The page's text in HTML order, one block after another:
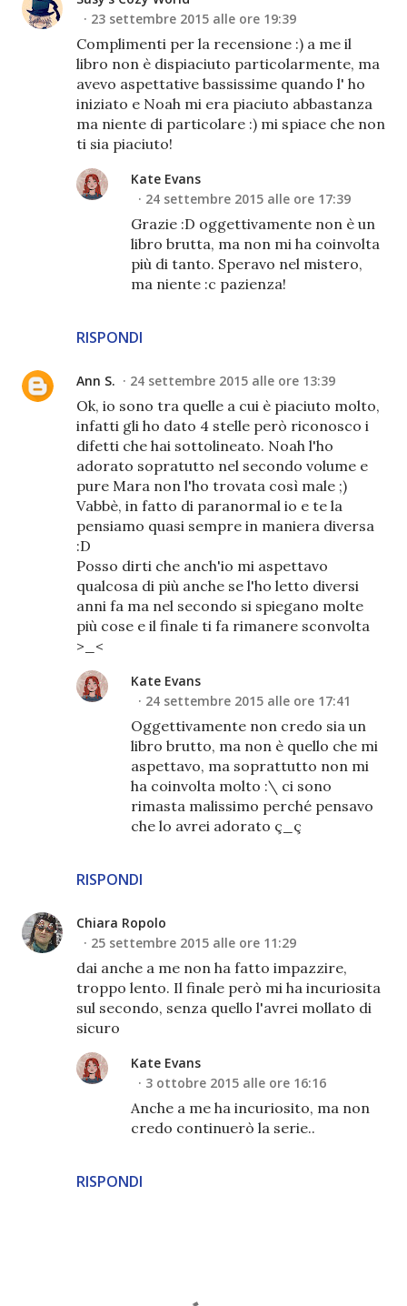
23 settembre 2015 alle ore 19:39
Complimenti per la recensione :) a me il
libro non è dispiaciuto particolarmente, ma
avevo aspettative bassissime quando l' ho
iniziato e Noah mi era piaciuto abbastanza
ma niente di particolare :) mi spiace che non
ti sia piaciuto!
RISPONDI
Kate Evans
24 settembre 2015 alle ore 17:39
Grazie :D oggettivamente non è un
libro brutta, ma non mi ha coinvolta
più di tanto. Speravo nel mistero,
ma niente :c pazienza!
Ann S. 24 settembre 2015 alle ore 13:39
Ok, io sono tra quelle a cui è piaciuto molto,
infatti gli ho dato 4 stelle però riconosco i
difetti che hai sottolineato. Noah l'ho
adorato sopratutto nel secondo volume e
pure Mara non l'ho trovata così male ;)
Vabbè, in fatto di paranormal io e te la
pensiamo quasi sempre in maniera diversa
:D
Posso dirti che anch'io mi aspettavo
qualcosa di più anche se l'ho letto diversi
anni fa ma nel secondo si spiegano molte
più cose e il finale ti fa rimanere sconvolta
>_<
RISPONDI
Kate Evans
24 settembre 2015 alle ore 17:41
Oggettivamente non credo sia un
libro brutto, ma non è quello che mi
aspettavo, ma soprattutto non mi
ha coinvolta molto :\ ci sono
rimasta malissimo perché pensavo
che lo avrei adorato ç_ç
Chiara Ropolo
25 settembre 2015 alle ore 11:29
dai anche a me non ha fatto impazzire,
troppo lento. Il finale però mi ha incuriosita
sul secondo, senza quello l'avrei mollato di
sicuro
RISPONDI
Kate Evans
3 ottobre 2015 alle ore 16:16
Anche a me ha incuriosito, ma non
credo continuerò la serie..